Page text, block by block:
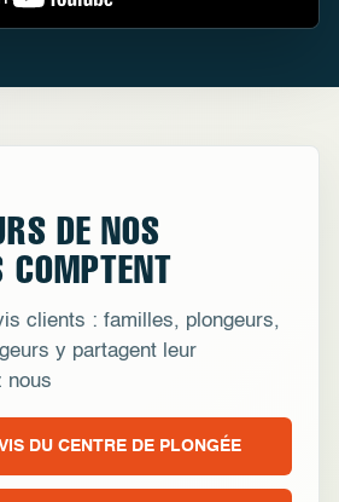
DE NOS
clients : familles, plongeurs,
y partagent leur
nous
DU CENTRE DE PLONGÉE